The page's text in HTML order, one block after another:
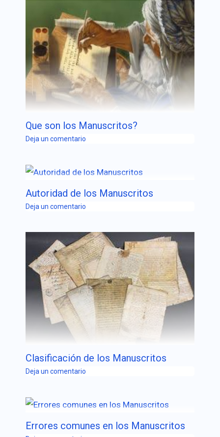
Que son los Manuscritos?
Deja un comentario
Autoridad de los Manuscritos
Deja un comentario
Clasificación de los Manuscritos
Deja un comentario
Errores comunes en los Manuscritos